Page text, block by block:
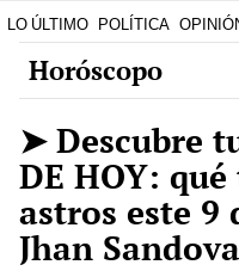
LO ÚLTIMO POLÍTICA
Horóscopo
➤ Descubre
DE HOY:
astros este 9
Jhan